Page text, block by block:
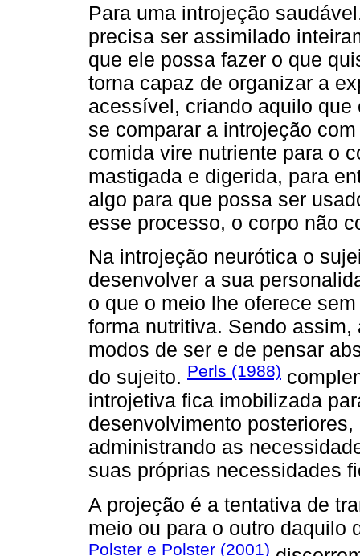
Para uma introjeção
precisa ser assimilado
que ele possa fazer o que
torna capaz de organizar a
acessível, criando aquilo
se comparar a introjeção
comida vire nutriente para o
mastigada e digerida, para
algo para que possa ser
esse processo, o corpo não
Na introjeção neurótica o
desenvolver a sua
o que o meio lhe oferece
forma nutritiva. Sendo
modos de ser e de pensar
do sujeito. Perls (1988)
introjetiva fica imobilizada
desenvolvimento
administrando as
suas próprias necessidades
A projeção é a tentativa de
meio ou para o outro daquilo
Polster e Polster (2001)